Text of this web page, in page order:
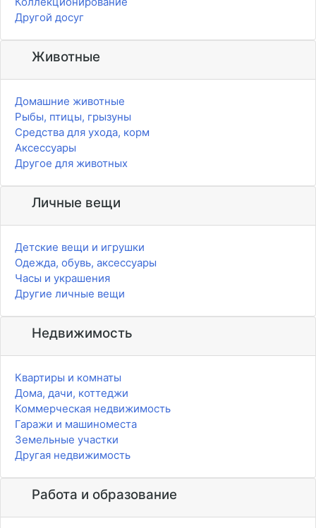
Другой досуг
Животные
Домашние животные
Рыбы, птицы, грызуны
Средства для ухода, корм
Аксессуары
Другое для животных
Личные вещи
Детские вещи и игрушки
Одежда, обувь, аксессуары
Часы и украшения
Другие личные вещи
Недвижимость
Квартиры и комнаты
Дома, дачи, коттеджи
Коммерческая недвижимость
Гаражи и машиноместа
Земельные участки
Другая недвижимость
Работа и образование